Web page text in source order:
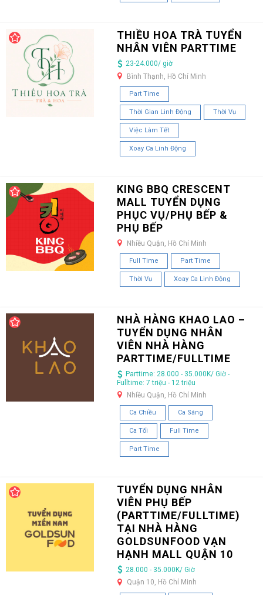
THIỀU HOA TRÀ TUYỂN
NHÂN VIÊN PARTTIME
23-24.000/ giờ
Bình Thạnh, Hồ Chí Minh
Part Time
Thời Gian Linh Động Thời Vụ
Việc Làm Tết
Xoay Ca Linh Động
KING BBQ CRESCENT
MALL TUYỂN DỤNG
PHỤC VỤ/PHỤ BẾP &
PHỤ BẾP
Nhiều Quận, Hồ Chí Minh
Full Time Part Time
Thời Vụ Xoay Ca Linh Động
NHÀ HÀNG KHAO LAO –
TUYỂN DỤNG NHÂN
VIÊN NHÀ HÀNG
PARTTIME/FULLTIME
Parttime: 28.000 - 35.000K/ Giờ -
Fulltime: 7 triệu - 12 triệu
Nhiều Quận, Hồ Chí Minh
Ca Chiều Ca Sáng
Ca Tối Full Time
Part Time
TUYỂN DỤNG NHÂN
VIÊN PHỤ BẾP
(PARTTIME/FULLTIME)
TẠI NHÀ HÀNG
GOLDSUNFOOD VẠN
HẠNH MALL QUẬN 10
28.000 - 35.000K/ Giờ
Quận 10, Hồ Chí Minh